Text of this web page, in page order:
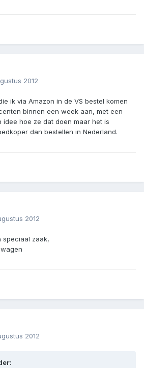
2012
ik via Amazon in de VS bestel komen
binnen een week aan, met een
idee hoe ze dat doen maar het is
dan bestellen in Nederland.
2012
speciaal zaak,
2012